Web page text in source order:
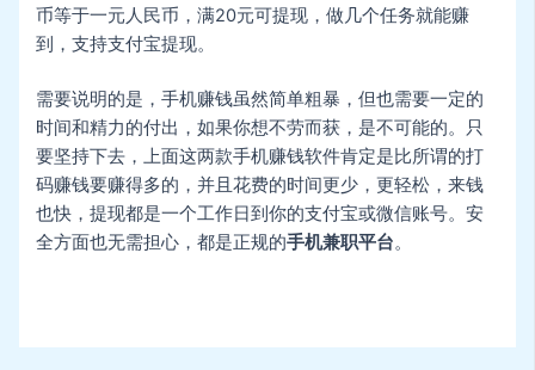
币等于一元人民币，满20元可提现，做几个任务就能赚
到，支持支付宝提现。
需要说明的是，手机赚钱虽然简单粗暴，但也需要一定的
时间和精力的付出，如果你想不劳而获，是不可能的。只
要坚持下去，上面这两款手机赚钱软件肯定是比所谓的打
码赚钱要赚得多的，并且花费的时间更少，更轻松，来钱
也快，提现都是一个工作日到你的支付宝或微信账号。安
全方面也无需担心，都是正规的手机兼职平台。